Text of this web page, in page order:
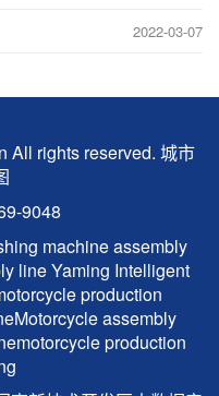
2022-03-07
All rights reserved. 城市
9048
machine assembly
lineYaming Intelligent
production
Motorcycle assembly
motorcycle production